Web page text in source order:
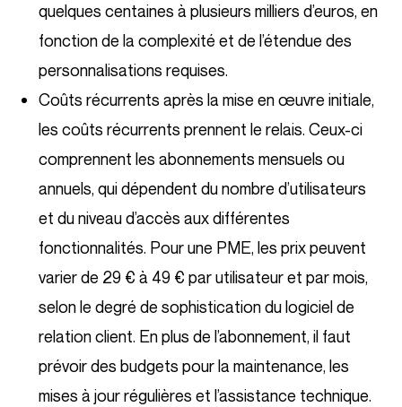
quelques centaines à plusieurs milliers d’euros, en
fonction de la complexité et de l’étendue des
personnalisations requises.
Coûts récurrents après la mise en œuvre initiale,
les coûts récurrents prennent le relais. Ceux-ci
comprennent les abonnements mensuels ou
annuels, qui dépendent du nombre d’utilisateurs
et du niveau d’accès aux différentes
fonctionnalités. Pour une PME, les prix peuvent
varier de 29 € à 49 € par utilisateur et par mois,
selon le degré de sophistication du logiciel de
relation client. En plus de l’abonnement, il faut
prévoir des budgets pour la maintenance, les
mises à jour régulières et l’assistance technique.